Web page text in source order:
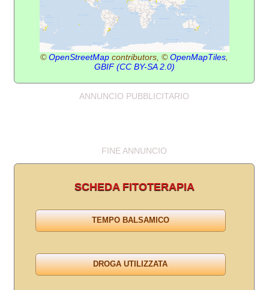
©OpenStreetMap contributors, ©OpenMapTiles
GBIF (CC BY-SA 2.0)
ANNUNCIO PUBBLICITARIO
FINE ANNUNCIO
SCHEDA FITOTERAPIA